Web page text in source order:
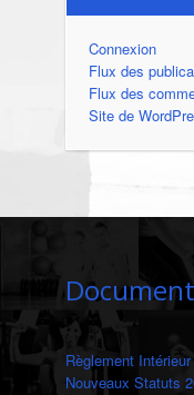
Connexion
Flux des
Flux des
Site de
Règlement
Nouveaux Statuts